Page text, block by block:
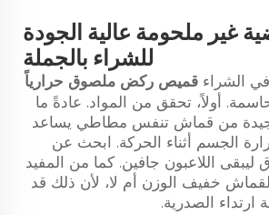
غير ملحومة عالية الجودة
للشراء بالجملة
الشراء قميص ركض ملصوق حرارياً
أولاً، تحقق من المواد. عادةً ما
من قماش تنفس مطاطي يساعد
الجسم أثناء الحركة. ابحث عن
اللاعبون جافين. كما من المفيد
خفيف الوزن أم لا، لأن ذلك قد
الصدرية.